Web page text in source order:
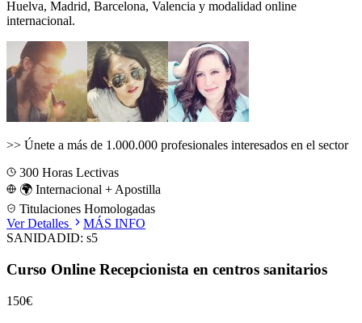
Huelva, Madrid, Barcelona, Valencia y modalidad online
internacional.
>> Únete a más de 1.000.000 profesionales interesados en el sector
300 Horas Lectivas
🌍 Internacional + Apostilla
Titulaciones Homologadas
Ver Detalles
MÁS INFO
SANIDADID: s5
Curso Online Recepcionista en centros sanitarios
150€